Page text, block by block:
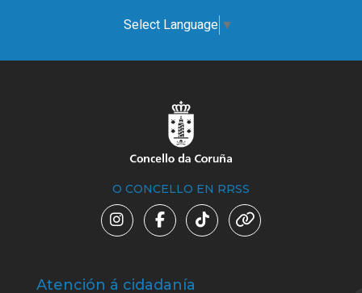
Select Language ▼
O CONCELLO EN RRSS
Atención á cidadanía